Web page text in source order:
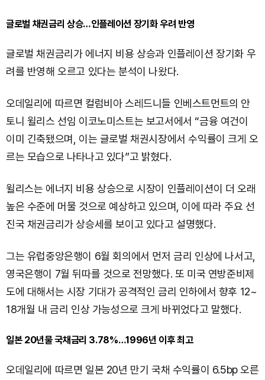
글로벌 채권금리 상승…인플레이션 장기화 우려 반영
글로벌 채권금리가 에너지 비용 상승과 인플레이션 장기화 우
려를 반영해 오르고 있다는 분석이 나왔다.
오데일리에 따르면 컬럼비아 스레드니들 인베스트먼트의 안
토니 윌리스 선임 이코노미스트는 보고서에서 “금융 여건이
이미 긴축됐으며, 이는 글로벌 채권시장에서 수익률이 크게 오
르는 모습으로 나타나고 있다”고 밝혔다.
윌리스는 에너지 비용 상승으로 시장이 인플레이션이 더 오래
높은 수준에 머물 것으로 예상하고 있으며, 이에 따라 주요 선
진국 채권금리가 상승세를 보이고 있다고 설명했다.
그는 유럽중앙은행이 6월 회의에서 먼저 금리 인상에 나서고,
영국은행이 7월 뒤따를 것으로 전망했다. 또 미국 연방준비제
도에 대해서는 시장 기대가 공격적인 금리 인하에서 향후 12~
18개월 내 금리 인상 가능성으로 크게 바뀌었다고 말했다.
일본 20년물 국채금리 3.78%…1996년 이후 최고
오데일리에 따르면 일본 20년 만기 국채 수익률이 6.5bp 오른